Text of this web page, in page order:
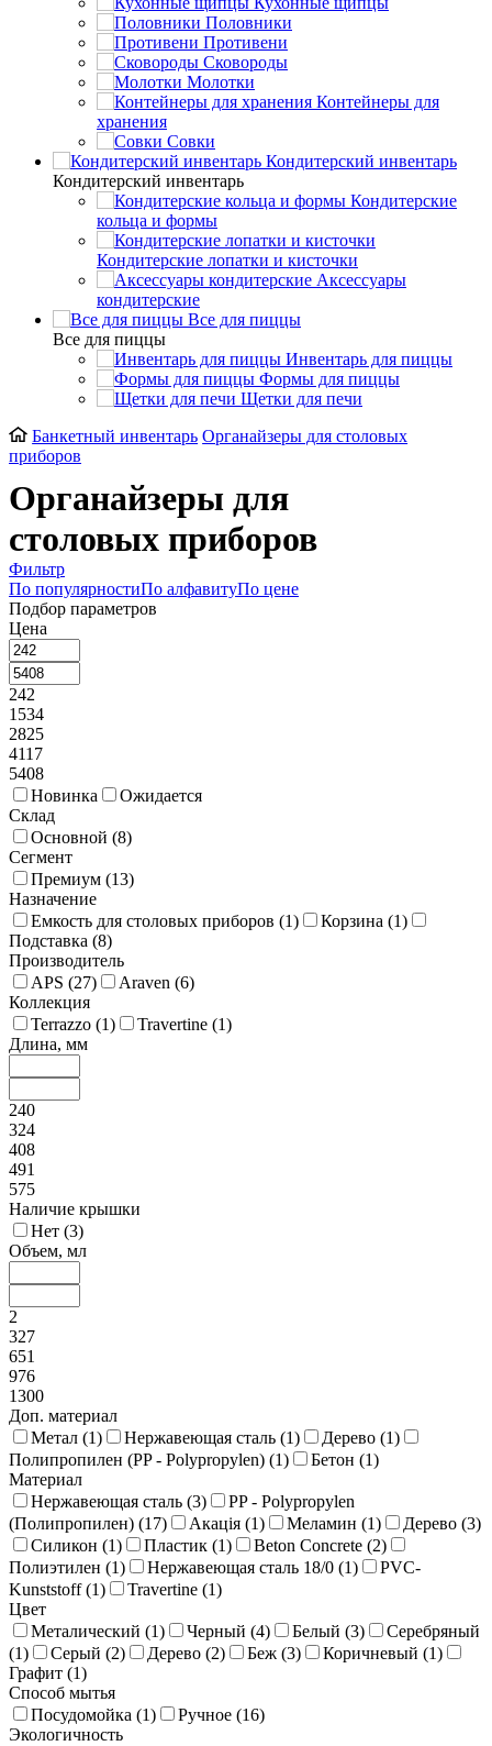
Половники
Противени
Сковороды
Молотки
Контейнеры для
хранения
Совки
Кондитерский инвентарь
Кондитерский инвентарь
Кондитерские
кольца и формы
Кондитерские лопатки и кисточки
Аксессуары
кондитерские
Все для пиццы
Все для пиццы
Инвентарь для пиццы
Формы для пиццы
Щетки для печи
Банкетный инвентарь Органайзеры для столовых
приборов
Органайзеры для
столовых приборов
Фильтр
По популярностиПо алфавитуПо цене
Подбор параметров
Цена
242
1534
2825
4117
5408
Новинка
Ожидается
Склад
Основной (8)
Сегмент
Премиум (13)
Назначение
Емкость для столовых приборов (1) Корзина (1)
Подставка (8)
Производитель
APS (27) Araven (6)
Коллекция
Terrazzo (1) Travertine (1)
Длина, мм
240
324
408
491
575
Наличие крышки
Нет (3)
Объем, мл
2
327
651
976
1300
Доп. материал
Метал (1) Нержавеющая сталь (1) Дерево (1)
Полипропилен (PP - Polypropylen) (1) Бетон (1)
Материал
Нержавеющая сталь (3)
PP - Polypropylen
(Полипропилен) (17) Акація (1) Меламин (1) Дерево (3)
Силикон (1) Пластик (1) Beton Concrete (2)
Полиэтилен (1) Нержавеющая сталь 18/0 (1)
PVC-
Kunststoff (1) Travertine (1)
Цвет
Металический (1) Черный (4) Белый (3)
Серебряный
(1) Серый (2) Дерево (2) Беж (3) Коричневый (1)
Графит (1)
Способ мытья
Посудомойка (1) Ручное (16)
Экологичность